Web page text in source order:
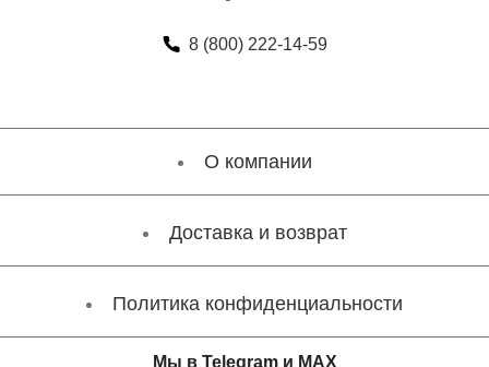
8 (800) 222-14-59
О компании
Доставка и возврат
Политика конфиденциальности
Мы в Telegram и MAX